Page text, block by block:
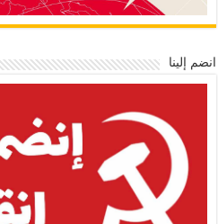
انضم إلينا